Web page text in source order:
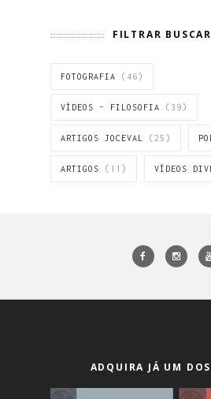
FILTRAR
FOTOGRAFIA (46)
VÍDEOS - FILOSOFIA (39)
ARTIGOS JOCEVAL (25)
ARTIGOS (11) VÍDEOS
ADQUIRA JÁ UM